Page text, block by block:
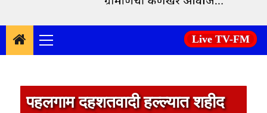
Primary
Menu
Live TV-FM
पहलगाम दहशतवादी हल्ल्यात शहीद